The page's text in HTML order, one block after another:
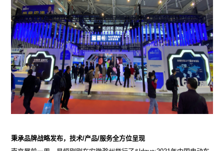
秉承品牌战略发布，技术/产品/服务全方位呈现